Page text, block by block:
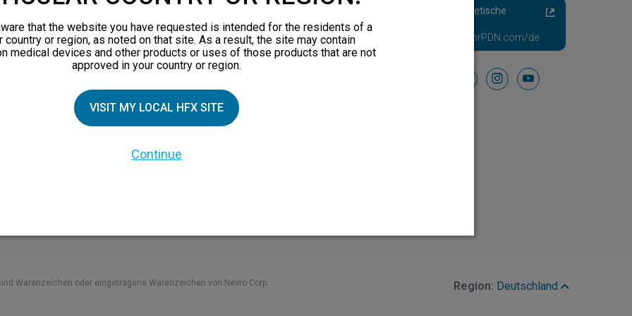
Familienmitglieder
über chronische
Schmerzhafte Diabetische
Besuchen Sie HFXforPDN.com/de
facebookinstagramyoutube
Warenzeichen oder eingetragene Warenzeichen von Nevro Corp.
Region: Deutschland
that the website you have requested is intended for the residents of a
country or region, as noted on that site. As a result, the site may contain
medical devices and other products or uses of those products that are not
approved in your country or region.
VISIT MY LOCAL HFX SITE
Continue